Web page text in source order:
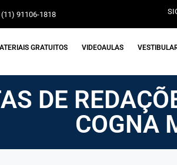
(11) 91106-1818
GRATUITOS VIDEOAULAS
DE
COGNA